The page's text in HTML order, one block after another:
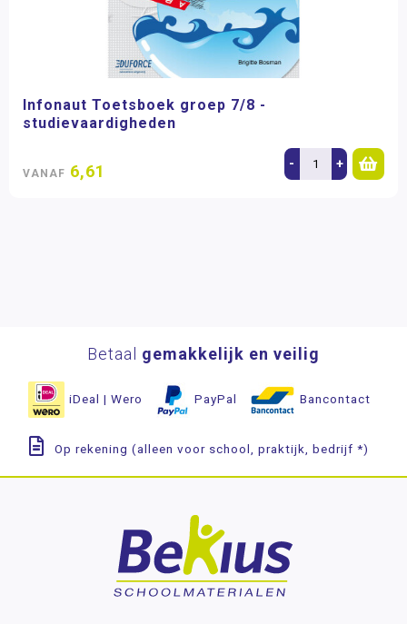
Infonaut Toetsboek groep 7/8 -
studievaardigheden
VANAF 6,61 - +
Betaal gemakkelijk en veilig
iDeal | Wero PayPal Bancontact
Op rekening (alleen voor school, praktijk, bedrijf *)